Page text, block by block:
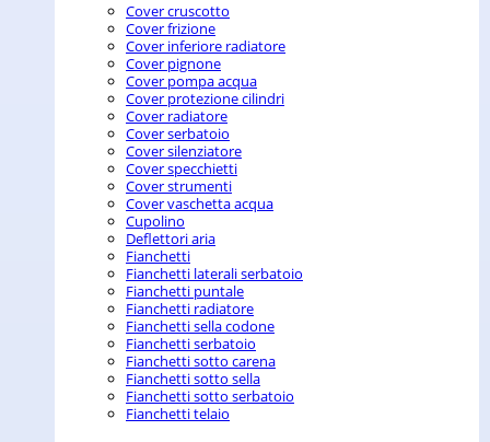
Cover cruscotto
Cover frizione
Cover inferiore radiatore
Cover pignone
Cover pompa acqua
Cover protezione cilindri
Cover radiatore
Cover serbatoio
Cover silenziatore
Cover specchietti
Cover strumenti
Cover vaschetta acqua
Cupolino
Deflettori aria
Fianchetti
Fianchetti laterali serbatoio
Fianchetti puntale
Fianchetti radiatore
Fianchetti sella codone
Fianchetti serbatoio
Fianchetti sotto carena
Fianchetti sotto sella
Fianchetti sotto serbatoio
Fianchetti telaio